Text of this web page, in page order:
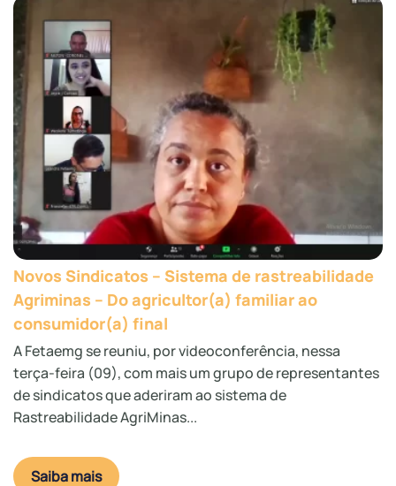
Novos Sindicatos – Sistema de rastreabilidade
Agriminas – Do agricultor(a) familiar ao
consumidor(a) final
A Fetaemg se reuniu, por videoconferência, nessa
terça-feira (09), com mais um grupo de representantes
de sindicatos que aderiram ao sistema de
Rastreabilidade AgriMinas...
Saiba mais